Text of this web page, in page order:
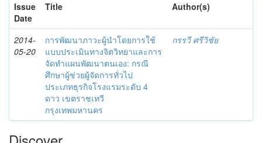
Issue
Date
Title Author(s)
2014-
05-20
การพัฒนาภาวะผู้นำโดยการใช้
แบบประเมินทางจิตวิทยาและการ
จัดทำแผนพัฒนาตนเอง: กรณี
ศึกษาผู้ช่วยผู้จัดการทั่วไป
ประเภทธุรกิจโรงแรมระดับ 4
ดาว เขตราชเทวี
กรุงเทพมหานคร
กรรวี ศรีวิชัย